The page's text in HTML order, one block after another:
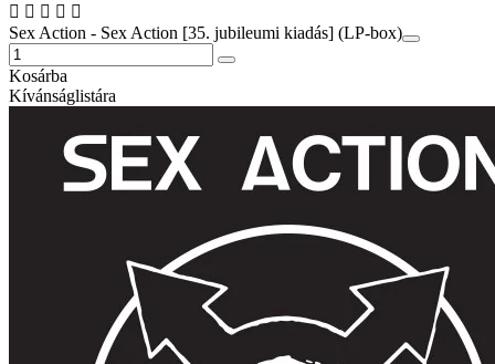
Sex Action - Sex Action [35. jubileumi kiadás] (LP-box)
Kosárba
Kívánságlistára